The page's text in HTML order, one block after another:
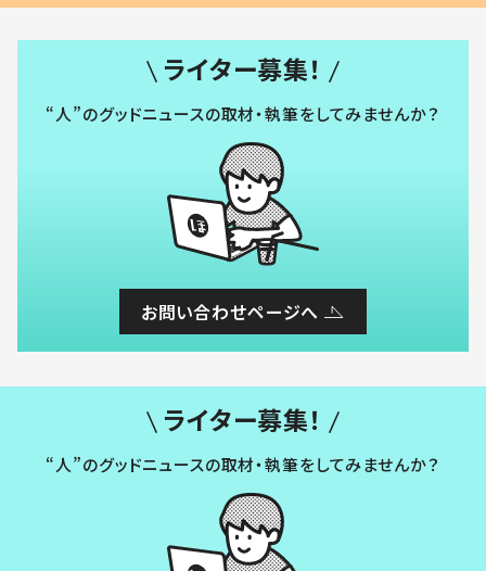
ライター募集！
“人”のグッドニュースの取材・執筆をしてみませんか？
お問い合わせページへ
ライター募集！
“人”のグッドニュースの取材・執筆をしてみませんか？